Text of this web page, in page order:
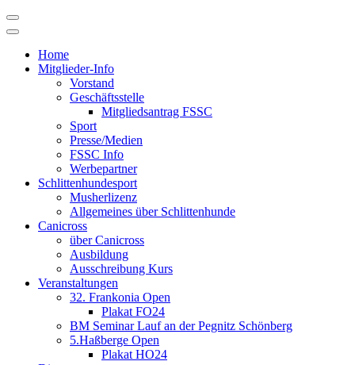
Skip
to
Home
Mitglieder-Info
Vorstand
Geschäftsstelle
Mitgliedsantrag FSSC
Sport
Presse/Medien
FSSC Info
Werbepartner
Schlittenhundesport
Musherlizenz
Allgemeines über Schlittenhunde
Canicross
über Canicross
Ausbildung
Ausschreibung Kurs
Veranstaltungen
32. Frankonia Open
Plakat FO24
BM Seminar Lauf an der Pegnitz Schönberg
5.Haßberge Open
Plakat HO24